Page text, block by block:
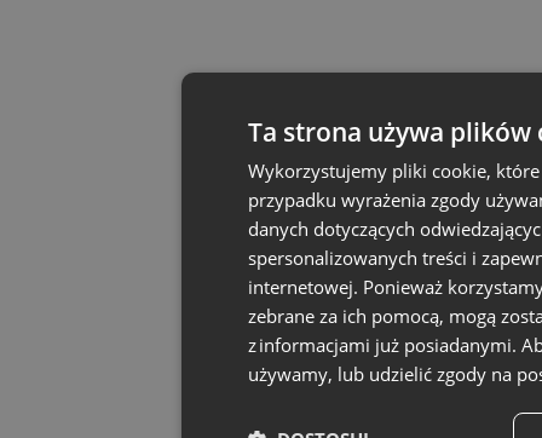
Ta strona używa plików
Wykorzystujemy pliki cookie,
przypadku wyrażenia zgody
danych dotyczących
spersonalizowanych treści i
internetowej. Ponieważ
zebrane za ich pomocą, mogą
z informacjami już posiadanymi.
używamy, lub udzielić zgody na